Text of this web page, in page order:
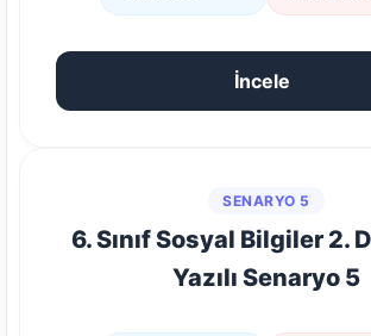
İncele
SENARYO 5
6. Sınıf Sosyal Bilgiler 2.
Yazılı Senaryo 5